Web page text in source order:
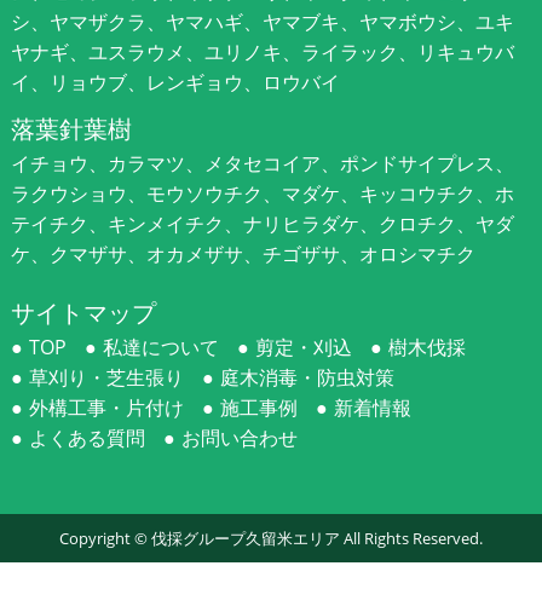
シ、ヤマザクラ、ヤマハギ、ヤマブキ、ヤマボウシ、ユキ
ヤナギ、ユスラウメ、ユリノキ、ライラック、リキュウバ
イ、リョウブ、レンギョウ、ロウバイ
落葉針葉樹
イチョウ、カラマツ、メタセコイア、ポンドサイプレス、
ラクウショウ、モウソウチク、マダケ、キッコウチク、ホ
テイチク、キンメイチク、ナリヒラダケ、クロチク、ヤダ
ケ、クマザサ、オカメザサ、チゴザサ、オロシマチク
サイトマップ
TOP 私達について 剪定・刈込
樹木伐採
草刈り・芝生張り
庭木消毒・防虫対策
外構工事・片付け
施工事例
新着情報
よくある質問
お問い合わせ
Copyright ©伐採グループ久留米エリア All Rights Reserved.